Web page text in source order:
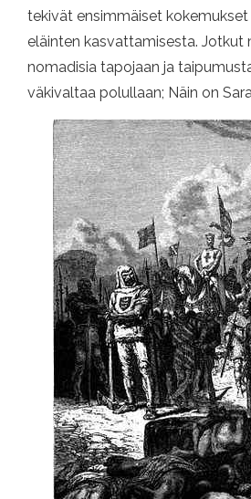
tekivät ensimmäiset
eläinten kasvattamisesta. Jotkut
nomadisia tapojaan ja
väkivaltaa polullaan; Näin on